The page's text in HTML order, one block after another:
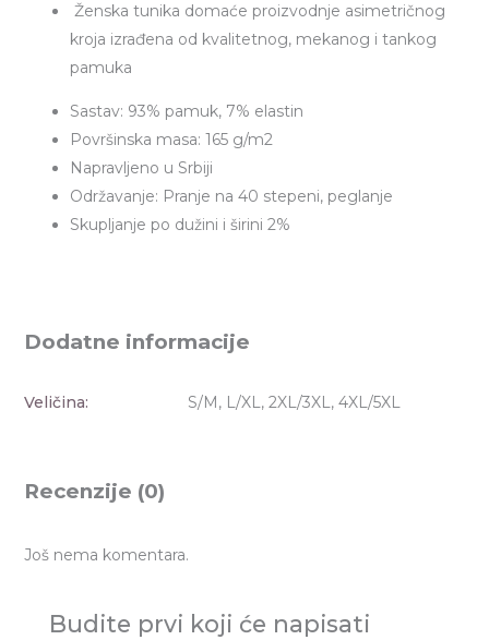
Ženska tunika domaće proizvodnje asimetričnog
kroja izrađena od kvalitetnog, mekanog i tankog
pamuka
Sastav: 93% pamuk, 7% elastin
Površinska masa: 165 g/m2
Napravljeno u Srbiji
Održavanje: Pranje na 40 stepeni, peglanje
Skupljanje po dužini i širini 2%
Dodatne informacije
Veličina: S/M, L/XL, 2XL/3XL, 4XL/5XL
Recenzije (0)
Još nema komentara.
Budite prvi koji će napisati